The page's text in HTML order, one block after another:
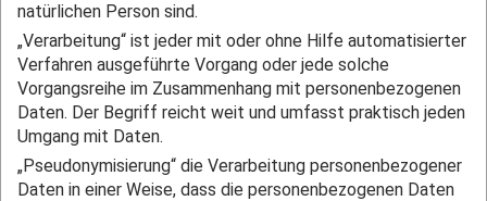
natürlichen Person sind.
„Verarbeitung“ ist jeder mit oder ohne Hilfe automatisierter
Verfahren ausgeführte Vorgang oder jede solche
Vorgangsreihe im Zusammenhang mit personenbezogenen
Daten. Der Begriff reicht weit und umfasst praktisch jeden
Umgang mit Daten.
„Pseudonymisierung“ die Verarbeitung personenbezogener
Daten in einer Weise, dass die personenbezogenen Daten